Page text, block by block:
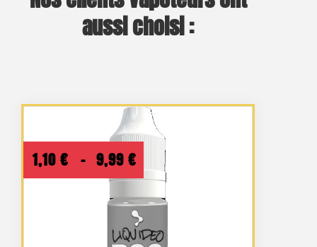
aussi choisi :
1,10 € – 9,99 €
Plage
de
prix :
1,10 €